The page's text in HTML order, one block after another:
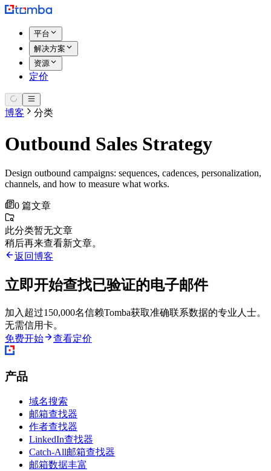
平台
解决方案
资源
定价
博客 分类
Outbound Sales Strategy
Design outbound campaigns: sequences, cadences, personalization,
channels, and how to measure what works.
0 篇文章
此分类暂无文章
稍后再来查看新文章。
返回博客
立即开始查找已验证的电子邮件
加入超过150,000名信赖Tomba获取准确联系数据的专业人士。
无需信用卡。
免费开始
查看定价
产品
域名搜索
邮箱查找器
作者查找器
LinkedIn查找器
Catch-All邮箱查找器
邮箱数据丰富